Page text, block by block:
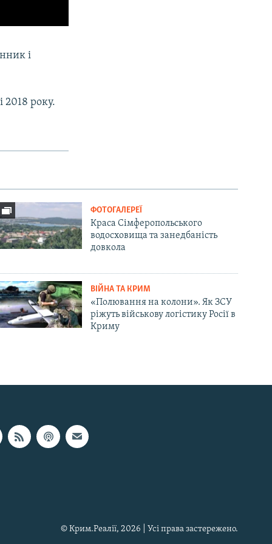
і
2018 року.
ФОТОГАЛЕРЕЇ
Краса Сімферопольського
водосховища та занедбаність
довкола
ВІЙНА ТА КРИМ
«Полювання на колони». Як ЗСУ
ріжуть військову логістику Росії в
Криму
© Крим.Реалії, 2026 | Усі права застережено.